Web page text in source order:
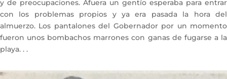
y de preocupaciones. Afuera un gentío esperaba para entrar
con los problemas propios y ya era pasada la hora del
almuerzo. Los pantalones del Gobernador por un momento
fueron unos bombachos marrones con ganas de fugarse a la
playa. . .